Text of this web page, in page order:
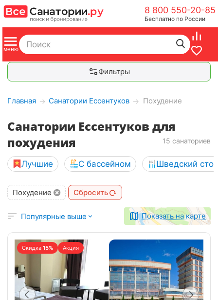
8 800 550-20-85
Бесплатно по России
Фильтры
Главная → Санатории Ессентуков → Похудение
Санатории Ессентуков для
похудения
15 санаториев
Лучшие С бассейном Шведский стол
Похудение Сбросить
Популярные выше Показать на карте
Скидка 15% Акция